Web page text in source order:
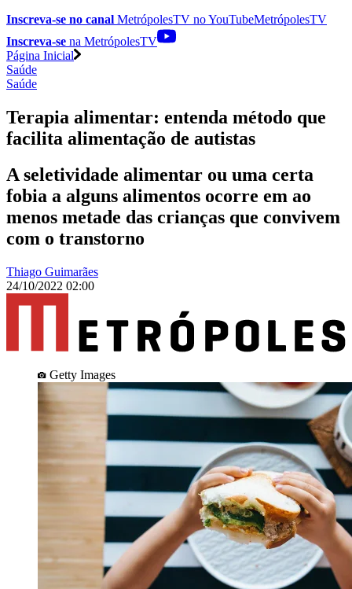
Inscreva-se no canal MetrópolesTV noYouTubeMetrópolesTV
Inscreva-se na MetrópolesTV
Página Inicial
Saúde
Saúde
Terapia alimentar: entenda método que
facilita alimentação de autistas
A seletividade alimentar ou uma certa
fobia a alguns alimentos ocorre em ao
menos metade das crianças que convivem
com o transtorno
Thiago Guimarães
24/10/2022 02:00
Getty Images